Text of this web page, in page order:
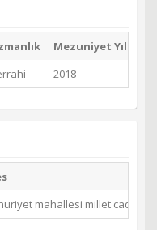
Mezuniyet Yılı
2018
mahallesi millet caddesi